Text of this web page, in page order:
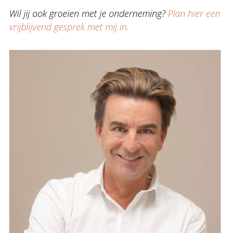
Wil jij ook groeien met je onderneming? Plan hier een
vrijblijvend gesprek met mij in.